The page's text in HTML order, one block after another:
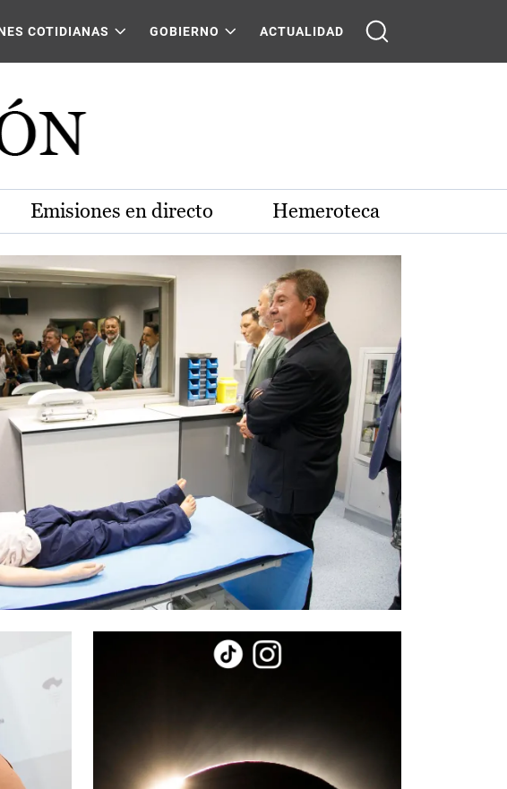
COTIDIANAS GOBIERNO ACTUALIDAD
Emisiones en directo Hemeroteca